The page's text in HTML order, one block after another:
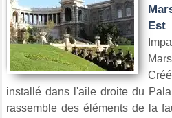
Est
installé dans l'aile droite du
rassemble des éléments de la